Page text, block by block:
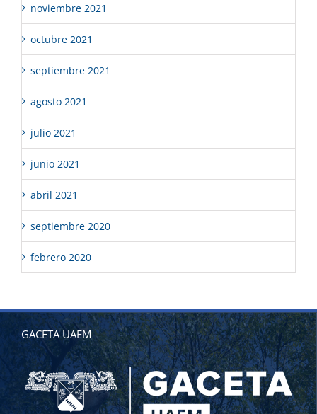
noviembre 2021
octubre 2021
septiembre 2021
agosto 2021
julio 2021
junio 2021
abril 2021
septiembre 2020
febrero 2020
GACETA UAEM